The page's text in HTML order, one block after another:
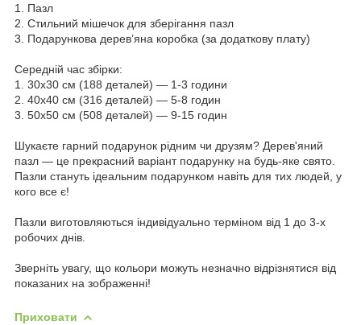
1. Пазл
2. Стильний мішечок для зберігання пазл
3. Подарункова дерев’яна коробка (за додаткову плату)
Середній час збірки:
1. 30х30 см (188 деталей) — 1-3 години
2. 40х40 см (316 деталей) — 5-8 годин
3. 50х50 см (508 деталей) — 9-15 годин
Шукаєте гарний подарунок рідним чи друзям? Дерев'яний
пазл — це прекрасний варіант подарунку на будь-яке свято.
Пазли стануть ідеальним подарунком навіть для тих людей, у
кого все є!
Пазли виготовляються індивідуально терміном від 1 до 3-х
робочих днів.
Зверніть увагу, що кольори можуть незначно відрізнятися від
показаних на зображенні!
Приховати